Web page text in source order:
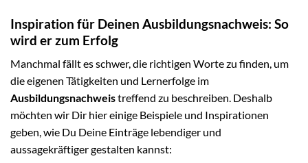
Inspiration für Deinen Ausbildungsnachweis: So
wird er zum Erfolg
Manchmal fällt es schwer, die richtigen Worte zu finden, um
die eigenen Tätigkeiten und Lernerfolge im
Ausbildungsnachweistreffend zu beschreiben. Deshalb
möchten wir Dir hier einige Beispiele und Inspirationen
geben, wie Du Deine Einträge lebendiger und
aussagekräftiger gestalten kannst: